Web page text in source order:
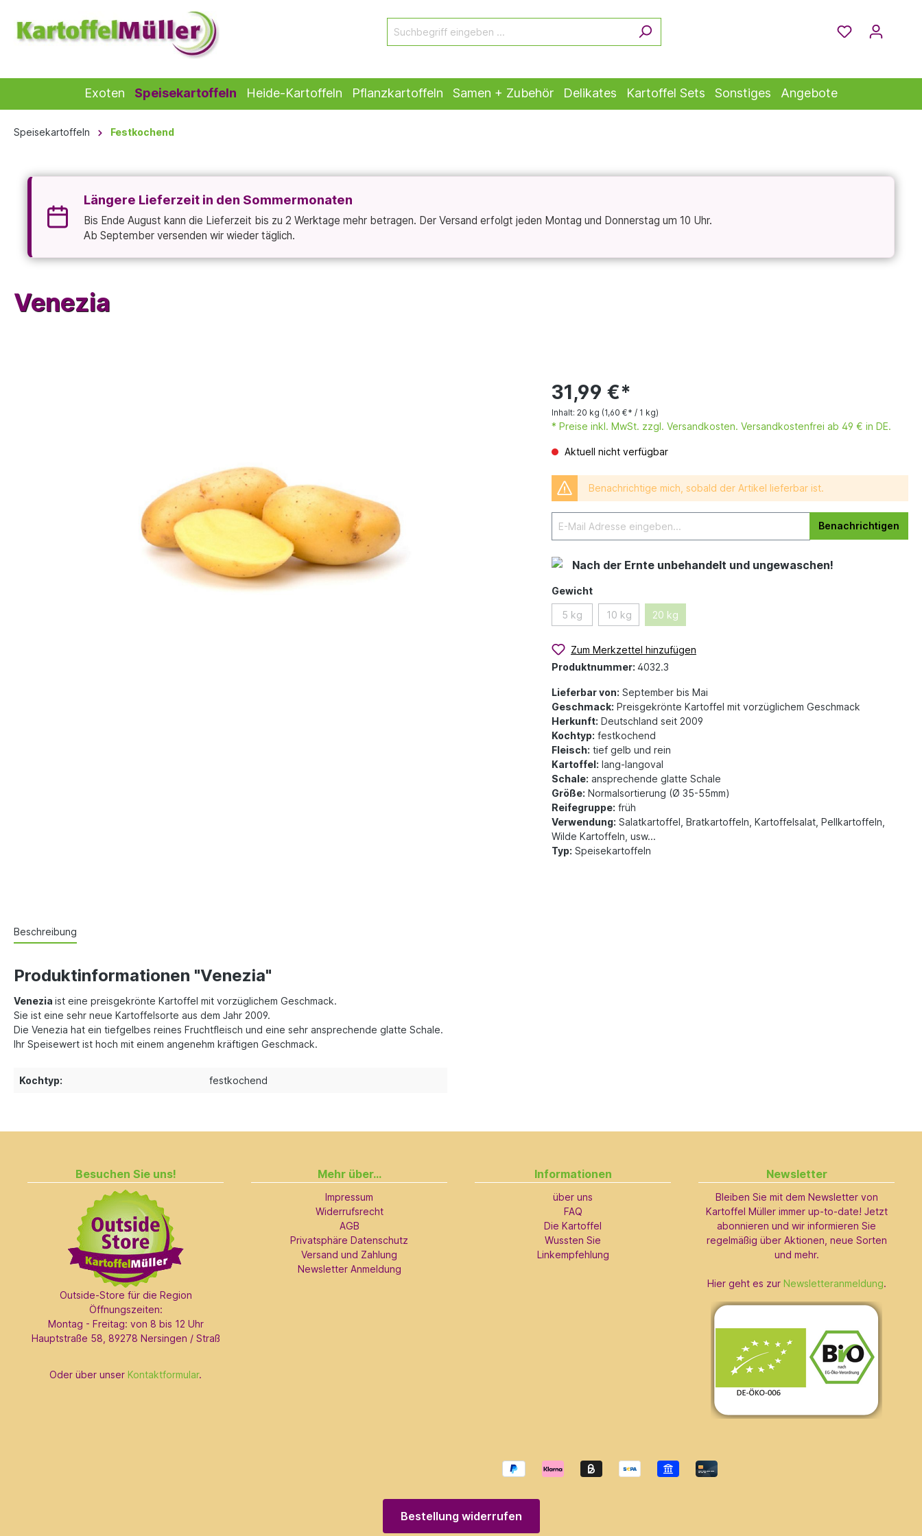
Exoten Speisekartoffeln Heide-Kartoffeln Pflanzkartoffeln Samen + Zubehör Delikates Kartoffel Sets Sonstiges Angebote
Speisekartoffeln Festkochend
Längere Lieferzeit in den Sommermonaten
Bis Ende August kann die Lieferzeit bis zu 2 Werktage mehr betragen. Der Versand erfolgt jeden Montag und Donnerstag um 10 Uhr.
Ab September versenden wir wieder täglich.
Venezia
31,99 €*
Inhalt: 20 kg (1,60 €* / 1 kg)
* Preise inkl. MwSt. zzgl. Versandkosten. Versandkostenfrei ab 49 € in DE.
Aktuell nicht verfügbar
Benachrichtige mich, sobald der Artikel lieferbar ist.
Benachrichtigen
Nach der Ernte unbehandelt und ungewaschen!
Gewicht
5 kg 10 kg 20 kg
Zum Merkzettel hinzufügen
Produktnummer: 4032.3
Lieferbar von: September bis Mai
Geschmack: Preisgekrönte Kartoffel mit vorzüglichem Geschmack
Herkunft: Deutschland seit 2009
Kochtyp: festkochend
Fleisch: tief gelb und rein
Kartoffel: lang-langoval
Schale: ansprechende glatte Schale
Größe: Normalsortierung (Ø 35-55mm)
Reifegruppe: früh
Verwendung: Salatkartoffel, Bratkartoffeln, Kartoffelsalat, Pellkartoffeln,
Wilde Kartoffeln, usw...
Typ: Speisekartoffeln
Beschreibung
Produktinformationen "Venezia"
Venezia ist eine preisgekrönte Kartoffel mit vorzüglichem Geschmack.
Sie ist eine sehr neue Kartoffelsorte aus dem Jahr 2009.
Die Venezia hat ein tiefgelbes reines Fruchtfleisch und eine sehr ansprechende glatte Schale.
Ihr Speisewert ist hoch mit einem angenehm kräftigen Geschmack.
Kochtyp: festkochend
Mehr über...
Impressum
Widerrufsrecht
AGB
Privatsphäre Datenschutz
Versand und Zahlung
Newsletter Anmeldung
Informationen
über uns
FAQ
Die Kartoffel
Wussten Sie
Linkempfehlung
Besuchen Sie uns!
Outside-Store für die Region
Öffnungszeiten:
Montag - Freitag: von 8 bis 12 Uhr
Hauptstraße 58, 89278 Nersingen / Straß
Oder über unser Kontaktformular.
Newsletter
Bleiben Sie mit dem Newsletter von
Kartoffel Müller immer up-to-date! Jetzt
abonnieren und wir informieren Sie
regelmäßig über Aktionen, neue Sorten
und mehr.
Hier geht es zur Newsletteranmeldung.
Bestellung widerrufen